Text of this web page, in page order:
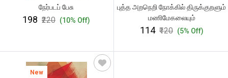
நேர்படப் பேசு
₹198 ₹220 (10% Off)
புத்த அறநெறி நோக்கில் திருக்குறளும்
மணிமேகலையும்
₹114 ₹120 (5% Off)
New